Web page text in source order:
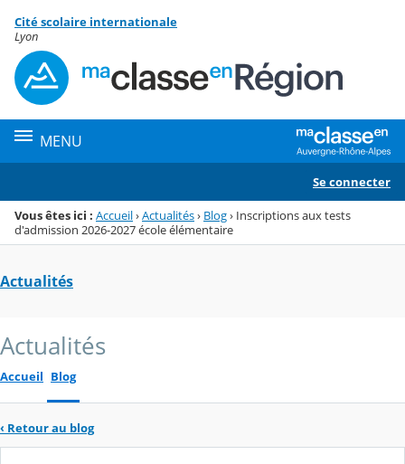
Menu de la rubrique
Contenu
Cité scolaire internationale
Lyon
MENU
Se connecter
Vous êtes ici : Accueil›Actualités› Blog› Inscriptions aux tests
d'admission 2026-2027 école élémentaire
Actualités
Actualités
Accueil Blog
‹ Retour au blog